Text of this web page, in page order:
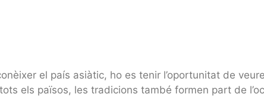
el país asiàtic, ho es tenir l’oportunitat de
els països, les tradicions també formen part de